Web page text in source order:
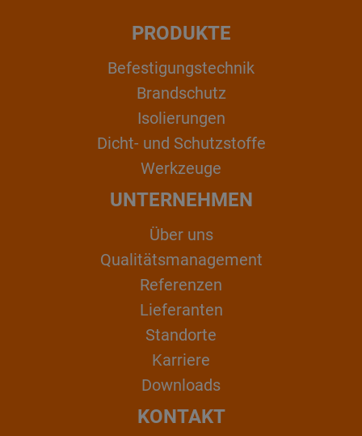
PRODUKTE
Befestigungstechnik
Brandschutz
Isolierungen
Dicht- und Schutzstoffe
Werkzeuge
UNTERNEHMEN
Über uns
Qualitätsmanagement
Referenzen
Lieferanten
Standorte
Karriere
Downloads
KONTAKT